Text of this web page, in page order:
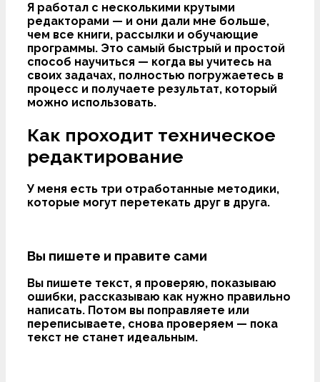
Я работал с несколькими крутыми
редакторами — и они дали мне больше,
чем все книги, рассылки и обучающие
программы. Это самый быстрый и простой
способ научиться — когда вы учитесь на
своих задачах, полностью погружаетесь в
процесс и получаете результат, который
можно использовать.
Как проходит техническое
редактирование
У меня есть три отработанные методики,
которые могут перетекать друг в друга.
Вы пишете и правите сами
Вы пишете текст, я проверяю, показываю
ошибки, рассказываю как нужно правильно
написать. Потом вы поправляете или
переписываете, снова проверяем — пока
текст не станет идеальным.